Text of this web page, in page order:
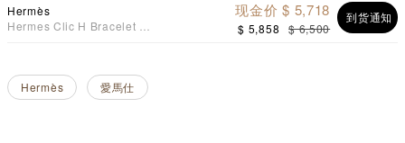
Hermès
Hermes Clic H Bracelet 手
到货通知
现金价 $ 5,718
$ 5,858 $ 6,500
Hermès 愛馬仕